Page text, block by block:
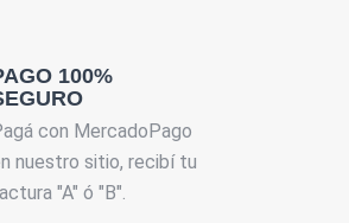
100%
con MercadoPago
nuestro sitio, recibí tu
"A" ó "B".